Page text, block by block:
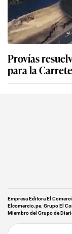
Provías
para la
Empresa Editora El
Elcomercio.pe. Grupo El
Miembro del Grupo de